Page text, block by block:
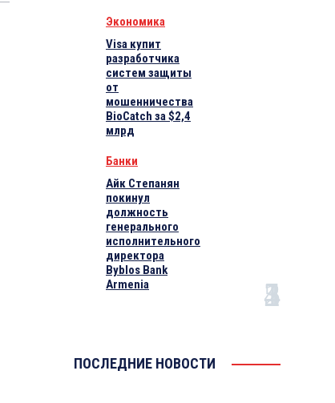
Экономика
Visa купит
разработчика
систем защиты
от
мошенничества
BioCatch за $2,4
млрд
Банки
Айк Степанян
покинул
должность
генерального
исполнительного
директора
Byblos Bank
Armenia
ПОСЛЕДНИЕ НОВОСТИ